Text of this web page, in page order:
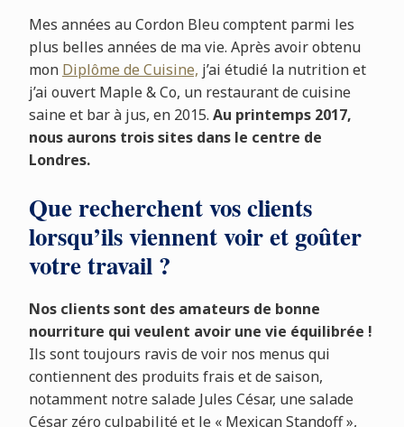
Mes années au Cordon Bleu comptent parmi les
plus belles années de ma vie. Après avoir obtenu
mon Diplôme de Cuisine, j’ai étudié la nutrition et
j’ai ouvert Maple & Co, un restaurant de cuisine
saine et bar à jus, en 2015. Au printemps 2017,
nous aurons trois sites dans le centre de
Londres.
Que recherchent vos clients
lorsqu’ils viennent voir et goûter
votre travail ?
Nos clients sont des amateurs de bonne
nourriture qui veulent avoir une vie équilibrée !
Ils sont toujours ravis de voir nos menus qui
contiennent des produits frais et de saison,
notamment notre salade Jules César, une salade
César zéro culpabilité et le « Mexican Standoff »,